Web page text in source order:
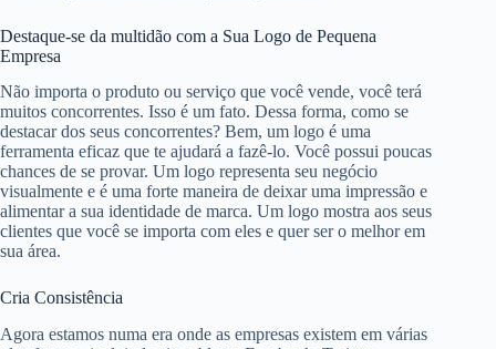
Destaque-se da multidão com a Sua Logo de Pequena
Empresa
Não importa o produto ou serviço que você vende, você terá
muitos concorrentes. Isso é um fato. Dessa forma, como se
destacar dos seus concorrentes? Bem, um logo é uma
ferramenta eficaz que te ajudará a fazê-lo. Você possui poucas
chances de se provar. Um logo representa seu negócio
visualmente e é uma forte maneira de deixar uma impressão e
alimentar a sua identidade de marca. Um logo mostra aos seus
clientes que você se importa com eles e quer ser o melhor em
sua área.
Cria Consistência
Agora estamos numa era onde as empresas existem em várias